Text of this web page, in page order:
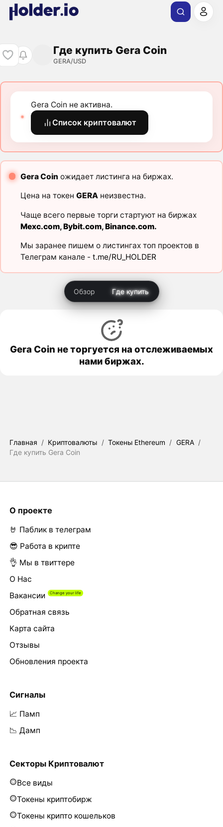
Где купить Gera Coin
GERA/USD
Gera Coin не активна.
Список криптовалют
Gera Coin ожидает листинга на биржах.
Цена на токен GERAнеизвестна.
Чаще всего первые торги стартуют на биржах
Mexc.com,Bybit.com,Binance.com.
Мы заранее пишем о листингах топ проектов в
Телеграм канале - t.me/RU_HOLDER
Обзор Где купить
Gera Coin не торгуется на отслеживаемых
нами биржах.
Главная / Криптовалюты / Токены Ethereum / GERA /
Где купить Gera Coin
О проекте
🤘 Паблик в телеграм
😎 Работа в крипте
👌 Мы в твиттере
О Нас
Вакансии
Обратная связь
Карта сайта
Отзывы
Обновления проекта
Сигналы
📈 Памп
📉 Дамп
Секторы Криптовалют
Все виды
Токены криптобирж
Токены крипто кошельков